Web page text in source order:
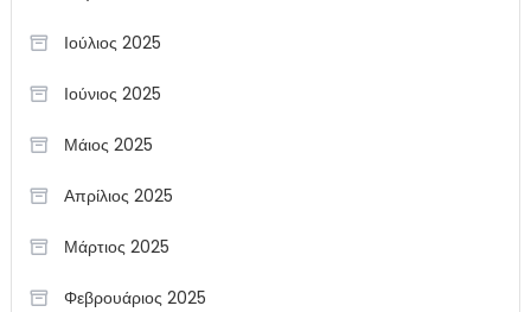
Ιούλιος 2025
Ιούνιος 2025
Μάιος 2025
Απρίλιος 2025
Μάρτιος 2025
Φεβρουάριος 2025